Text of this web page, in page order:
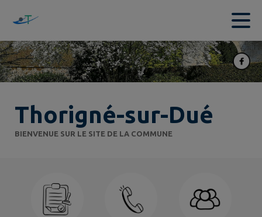
Contenu
Thorigné-sur-Dué
BIENVENUE SUR LE SITE DE LA COMMUNE